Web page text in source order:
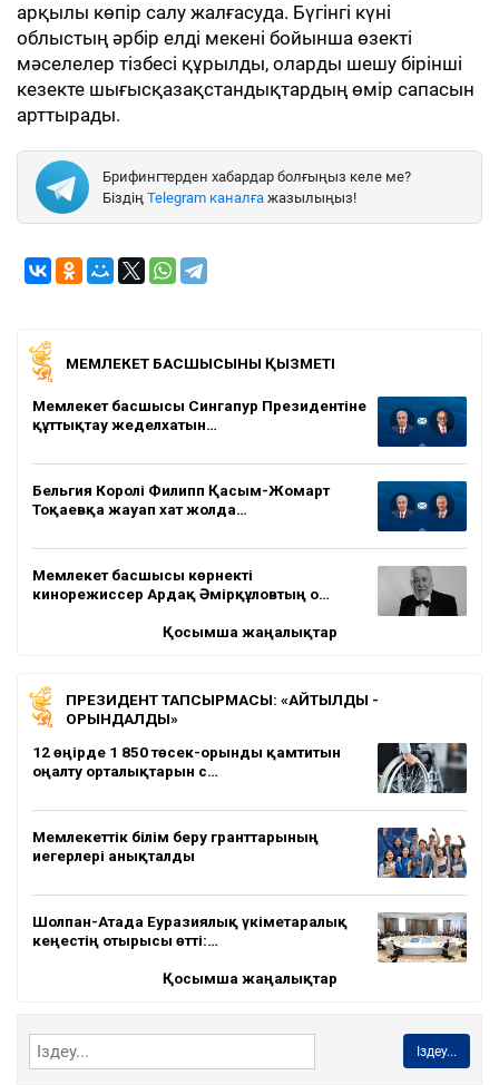
арқылы көпір салу жалғасуда. Бүгінгі күні
облыстың әрбір елді мекені бойынша өзекті
мәселелер тізбесі құрылды, оларды шешу бірінші
кезекте шығысқазақстандықтардың өмір сапасын
арттырады.
Брифингтерден хабардар болғыңыз келе ме?
Біздің Telegram каналға жазылыңыз!
МЕМЛЕКЕТ БАСШЫСЫНЫҢ ҚЫЗМЕТІ
Мемлекет басшысы Сингапур Президентіне
құттықтау жеделхатын…
Бельгия Королі Филипп Қасым-Жомарт
Тоқаевқа жауап хат жолда…
Мемлекет басшысы көрнекті
кинорежиссер Ардақ Әмірқұловтың о…
Қосымша жаңалықтар
ПРЕЗИДЕНТ ТАПСЫРМАСЫ: «АЙТЫЛДЫ -
ОРЫНДАЛДЫ»
12 өңірде 1 850 төсек-орынды қамтитын
оңалту орталықтарын с…
Мемлекеттік білім беру гранттарының
иегерлері анықталды
Шолпан-Атада Еуразиялық үкіметаралық
кеңестің отырысы өтті:…
Қосымша жаңалықтар
Іздеу...